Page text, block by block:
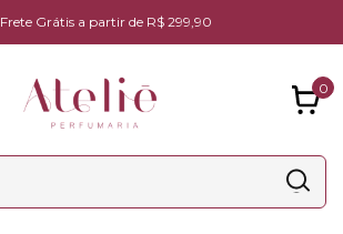
Frete Grátis a partir de R$ 299,90
0